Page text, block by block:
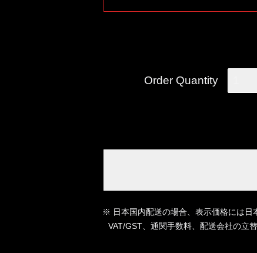
Order Quantity
※ 日本国内配送の場合、表示価格には日
VAT/GST、通関手数料、配送会社の立